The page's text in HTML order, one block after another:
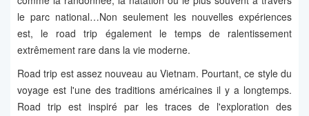
le parc national…Non seulement les nouvelles expériences
est, le road trip également le temps de ralentissement
extrêmement rare dans la vie moderne.
Road trip est assez nouveau au Vietnam. Pourtant, ce style du
voyage est l'une des traditions américaines il y a longtemps.
Road trip est inspiré par les traces de l'exploration des